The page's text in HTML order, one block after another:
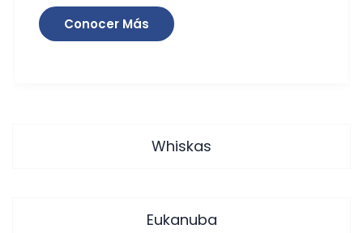
Conocer Más
Whiskas
Eukanuba